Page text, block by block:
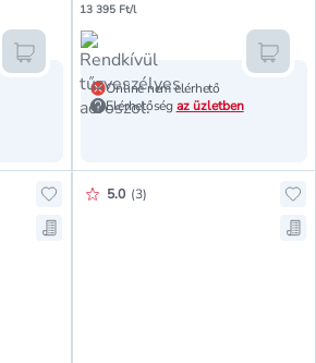
Kosárba teszem
13 395 Ft/l
Online nem elérhető
Elérhetőség az üzletben
Hozzáadás a kedvencekhez,
Mentés a bevásárló listára,
Értékelés pontszáma:
5.0 (3)